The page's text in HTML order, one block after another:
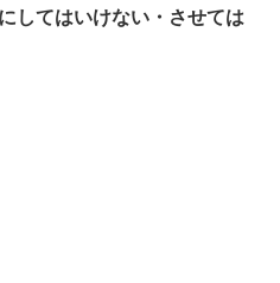
してはいけない・させては